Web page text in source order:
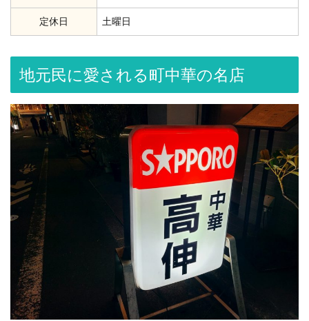
定休日 土曜日
地元民に愛される町中華の名店